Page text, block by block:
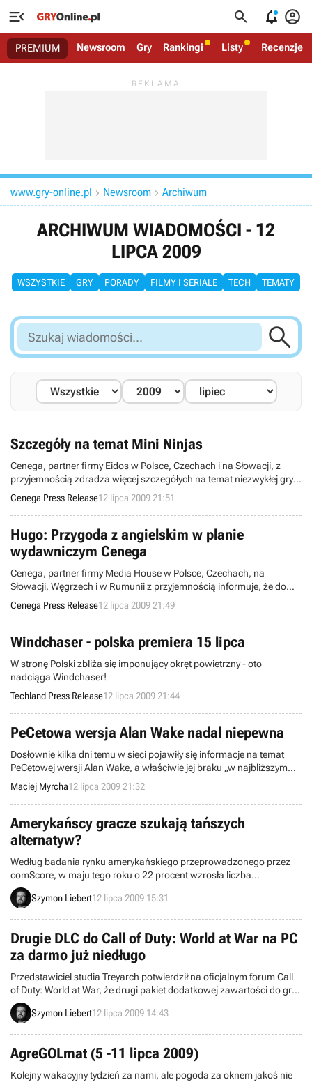
   
PREMIUM Newsroom Gry Rankingi Listy Recenzje
www.gry-online.pl  Newsroom  Archiwum
ARCHIWUM WIADOMOŚCI - 12
LIPCA 2009
WSZYSTKIE GRY PORADY FILMY I SERIALE TECH TEMATY
Szukaj
wiadomości...

Szczegóły na temat Mini Ninjas
Cenega, partner firmy Eidos w Polsce, Czechach i na Słowacji, z
przyjemnością zdradza więcej szczegółych na temat niezwykłej gry
dla młodszych i starszych graczy - Mini Ninjas. Gra ukaże się jesienią
2009 roku na komputery PC oraz konsole Xbox 360, PlayStation 3!
Cenega Press Release12 lipca 2009 21:51
Hugo: Przygoda z angielskim w planie
wydawniczym Cenega
Cenega, partner firmy Media House w Polsce, Czechach, na
Słowacji, Węgrzech i w Rumunii z przyjemnością informuje, że do
planu wydawniczego Cenega trafiła gra dzięki której przeżyjesz
pasjonującą przygodę i poznasz podstawy najpopularniejszego
języka na świecie - Hugo: Przygoda z angielskim!
Cenega Press Release12 lipca 2009 21:49
Windchaser - polska premiera 15 lipca
W stronę Polski zbliża się imponujący okręt powietrzny - oto
nadciąga Windchaser!
Techland Press Release12 lipca 2009 21:44
PeCetowa wersja Alan Wake nadal niepewna
Dosłownie kilka dni temu w sieci pojawiły się informacje na temat
PeCetowej wersji Alan Wake, a właściwie jej braku „w najbliższym
czasie”. Tym razem na temat całej tej sprawy wypowiedział się Sam
Lake, główny scenarzysta wspomnianej produkcji studia Remedy
Entertainment. Niestety, jego słowa nadal nie przynoszą pocieszenia
właścicielom komputerów osobistych.
Maciej Myrcha12 lipca 2009 21:32
Amerykańscy gracze szukają tańszych
alternatyw?
Według badania rynku amerykańskiego przeprowadzonego przez
comScore, w maju tego roku o 22 procent wzrosła liczba
miłośników gier internetowych (w porównaniu z tym samym
miesiącem przed rokiem). W sumie liczbę amerykańskich graczy
spadły o 23% (NPD). Gdzie tkwią przyczyny zmian?
Szymon Liebert12 lipca 2009 15:31
Drugie DLC do Call of Duty: World at War na PC
za darmo już niedługo
Przedstawiciel studia Treyarch potwierdził na oficjalnym forum Call
of Duty: World at War, że drugi pakiet dodatkowej zawartości do gry,
wydany jakiś czas temu na konsole PlayStation 3 i Xbox 360, będzie
dostępny dla posiadaczy pecetów już niedługo. Stanie się on częścią
Szymon Liebert12 lipca 2009 14:43
AgreGOLmat (5 -11 lipca 2009)
Kolejny wakacyjny tydzień za nami, ale pogoda za oknem jakoś nie